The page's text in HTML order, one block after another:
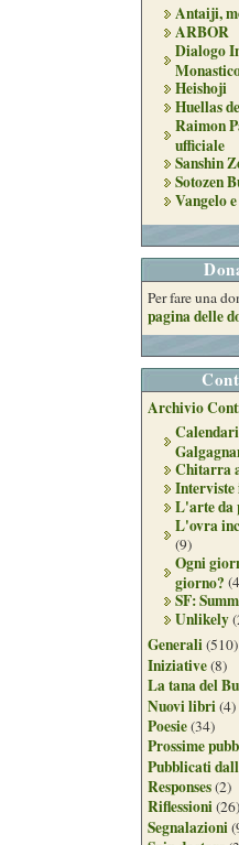
Antaiji,
ARBOR
Dialogo
Heishoji
Huellas
Raimon
ufficiale
Sanshin
Sotozen
Vangelo
Per fare una
pagina delle
Archivio
Chitarra
Interviste
L'arte da
L'ovra
(9)
Ogni
giorno?
SF:
Unlikely
Generali(510)
Iniziative(8)
La tana del
Nuovi libri(4)
Poesie(34)
Prossime
Pubblicati
Responses(2)
Riflessioni(26)
Segnalazioni